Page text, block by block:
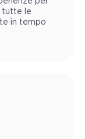
tutte le
in tempo